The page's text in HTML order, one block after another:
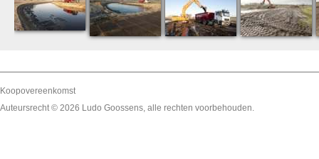
Koopovereenkomst
Auteursrecht © 2026 Ludo Goossens, alle rechten voorbehouden.